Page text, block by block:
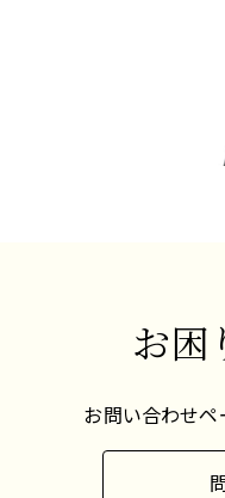
カッペルヴェッ
リースリングに、
土とシルトの土壌
ヴァインガルテン
い石はガスマンの
また、ドイツ（特
域）、オーストリ
ジェ地方、そして
ンド、カリフォ
す。ゲヴュルツは
2016 ゲヴュルツト
ヴィア、ヴァンダ
¥7,700 (税込) -
お困
お問い合わせペ